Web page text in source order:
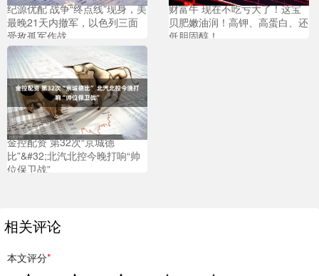
纪源优配 战争“终点线”现身，美
最晚21天内撤军，以色列三面
受敌孤军作战
财富牛 现在不吃亏大了！这宝
贝肥嫩油润！高钾、高蛋白、还
低胆固醇！
金控配资 第32次“京城德
比”&#32;北汽北控今晚打响“帅
位保卫战”
相关评论
本文评分*